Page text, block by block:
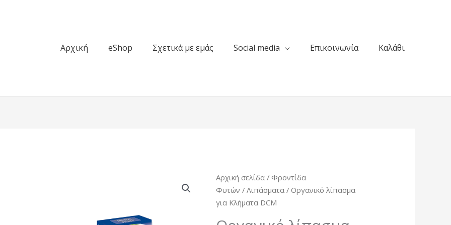
Αρχική
eShop Σχετικά με εμάς Social media Επικοινωνία Καλάθι
Αρχική σελίδα / Φροντίδα
Φυτών /Λιπάσματα / Οργανικό λίπασμα
για Κλήματα DCM